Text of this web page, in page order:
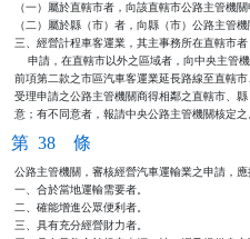
（一）屬於直轄市者，向該直轄市公路主管機關
（二）屬於縣（市）者，向縣（市）公路主管機
三、經營計程車客運業，其主事務所在直轄市
申請，在直轄市以外之區域者，向中央主管機
前項第二款之市區汽車客運業延長路線至直轄
受理申請之公路主管機關商得相鄰之直轄市、
意；有不同意者，報請中央公路主管機關核定之
第 38 條
公路主管機關，審核經營汽車運輸業之申請，應
一、合於當地運輸需要者。
二、確能增進公眾便利者。
三、具有充分經營財力者。